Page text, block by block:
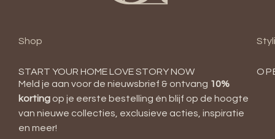
Shop
START YOUR HOME LOVE STORY NOW
Meld je aan voor de nieuwsbrief & ontvang 10%
korting op je eerste bestelling én blijf op de hoogte
van nieuwe collecties, exclusieve acties, inspiratie
en meer!